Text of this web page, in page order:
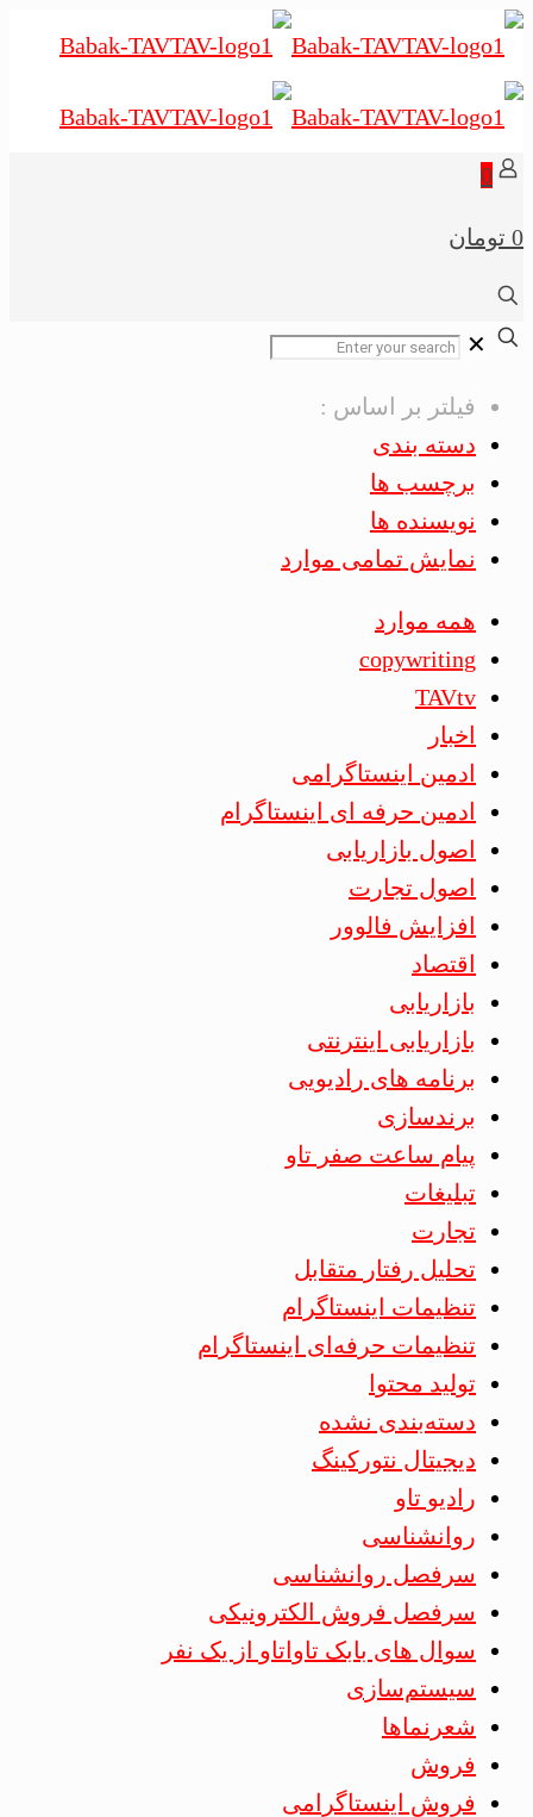
0
0 تومان
✕
فیلتر بر اساس :
دسته بندی
برچسب ها
نویسنده ها
نمایش تمامی موارد
همه موارد
copywriting
TAVtv
اخبار
ادمین اینستاگرامی
ادمین حرفه ای اینستاگرام
اصول بازاریابی
اصول تجارت
افزایش فالوور
اقتصاد
بازاریابی
بازاریابی اینترنتی
برنامه های رادیویی
برندسازی
پیام ساعت صفر تاو
تبلیغات
تجارت
تحلیل رفتار متقابل
تنظیمات اینستاگرام
تنظیمات حرفه‌ای اینستاگرام
تولید محتوا
دسته‌بندی نشده
دیجیتال نتورکینگ
رادیو تاو
روانشناسی
سرفصل روانشناسی
سرفصل فروش الکترونیکی
سوال های بابک تاواتاو از یک نفر
سیستم‌سازی
شعرنماها
فروش
فروش اینستاگرامی